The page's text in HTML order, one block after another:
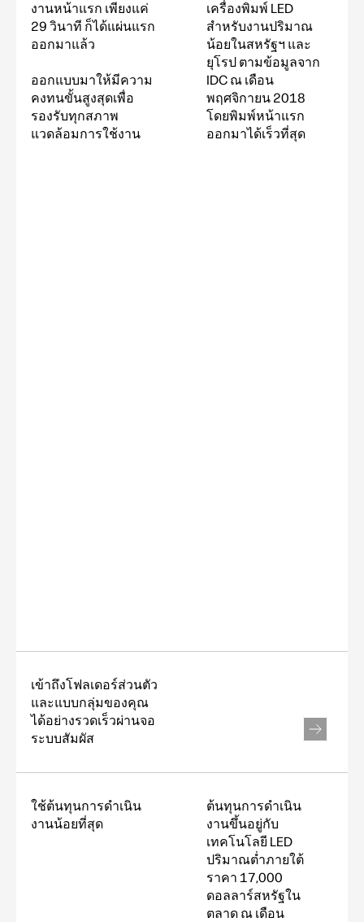
งานหน้าแรก เพียงแค่
29 วินาที ก็ได้แผ่นแรก
ออกมาแล้ว
ออกแบบมาให้มีความ
คงทนขั้นสูงสุดเพื่อ
รองรับทุกสภาพ
แวดล้อมการใช้งาน
เครื่องพิมพ์ LED
สำหรับงานปริมาณ
น้อยในสหรัฐฯ และ
ยุโรป ตามข้อมูลจาก
IDC ณ เดือน
พฤศจิกายน 2018
โดยพิมพ์หน้าแรก
ออกมาได้เร็วที่สุด
เข้าถึงโฟลเดอร์ส่วนตัว
และแบบกลุ่มของคุณ
ได้อย่างรวดเร็วผ่านจอ
ระบบสัมผัส
ใช้ต้นทุนการดำเนิน
งานน้อยที่สุด
ต้นทุนการดำเนิน
งานขึ้นอยู่กับ
เทคโนโลยี LED
ปริมาณต่ำภายใต้
ราคา 17,000
ดอลลาร์สหรัฐใน
ตลาด ณ เดือน